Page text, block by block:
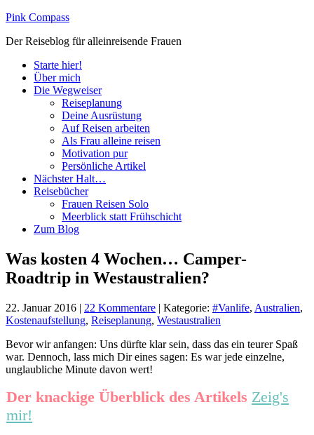
Pink Compass
Der Reiseblog für alleinreisende Frauen
Starte hier!
Über mich
Die Wegweiser
Reiseplanung
Deine Ausrüstung
Auf Reisen arbeiten
Als Frau alleine reisen
Motivation pur
Persönliche Artikel
Nächster Halt…
Reisebücher
Frauen Reisen Solo
Meerblick statt Frühschicht
Zum Blog
Was kosten 4 Wochen… Camper-
Roadtrip in Westaustralien?
22. Januar 2016 | 22 Kommentare | Kategorie: #Vanlife, Australien,
Kostenaufstellung, Reiseplanung, Westaustralien
Bevor wir anfangen: Uns dürfte klar sein, dass das ein teurer Spaß
war. Dennoch, lass mich Dir eines sagen: Es war jede einzelne,
unglaubliche Minute davon wert!
Der knackige Überblick des Artikels Zeig's
mir!